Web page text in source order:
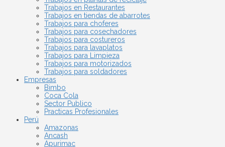
Trabajos en Restaurantes
Trabajos en tiendas de abarrotes
Trabajos para choferes
Trabajos para cosechadores
Trabajos para costureros
Trabajos para lavaplatos
Trabajos para Limpieza
Trabajos para motorizados
Trabajos para soldadores
Empresas
Bimbo
Coca Cola
Sector Publico
Practicas Profesionales
Perú
Amazonas
Ancash
Apurimac